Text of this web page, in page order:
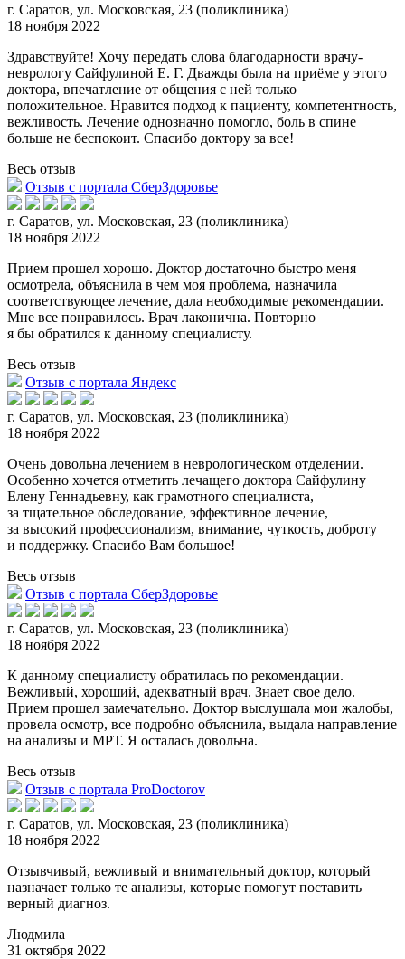
г. Саратов, ул. Московская, 23 (поликлиника)
18 ноября 2022
Здравствуйте! Хочу передать слова благодарности врачу-
неврологу Сайфулиной Е. Г. Дважды была на приёме у этого
доктора, впечатление от общения с ней только
положительное. Нравится подход к пациенту, компетентность,
вежливость. Лечение однозначно помогло, боль в спине
больше не беспокоит. Спасибо доктору за все!
Весь отзыв
Отзыв с портала СберЗдоровье
г. Саратов, ул. Московская, 23 (поликлиника)
18 ноября 2022
Прием прошел хорошо. Доктор достаточно быстро меня
осмотрела, объяснила в чем моя проблема, назначила
соответствующее лечение, дала необходимые рекомендации.
Мне все понравилось. Врач лаконична. Повторно
я бы обратился к данному специалисту.
Весь отзыв
Отзыв с портала Яндекс
г. Саратов, ул. Московская, 23 (поликлиника)
18 ноября 2022
Очень довольна лечением в неврологическом отделении.
Особенно хочется отметить лечащего доктора Сайфулину
Елену Геннадьевну, как грамотного специалиста,
за тщательное обследование, эффективное лечение,
за высокий профессионализм, внимание, чуткость, доброту
и поддержку. Спасибо Вам большое!
Весь отзыв
Отзыв с портала СберЗдоровье
г. Саратов, ул. Московская, 23 (поликлиника)
18 ноября 2022
К данному специалисту обратилась по рекомендации.
Вежливый, хороший, адекватный врач. Знает свое дело.
Прием прошел замечательно. Доктор выслушала мои жалобы,
провела осмотр, все подробно объяснила, выдала направление
на анализы и МРТ. Я осталась довольна.
Весь отзыв
Отзыв с портала ProDoctorov
г. Саратов, ул. Московская, 23 (поликлиника)
18 ноября 2022
Отзывчивый, вежливый и внимательный доктор, который
назначает только те анализы, которые помогут поставить
верный диагноз.
Людмила
31 октября 2022